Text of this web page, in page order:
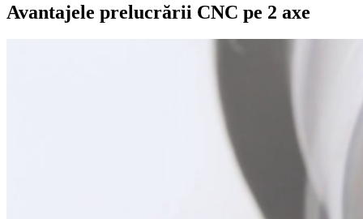
Avantajele prelucrării CNC pe 2 axe